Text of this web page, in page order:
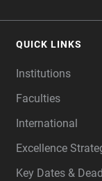
QUICK LINKS
Institutions
Faculties
International
Excellence
Key Dates &